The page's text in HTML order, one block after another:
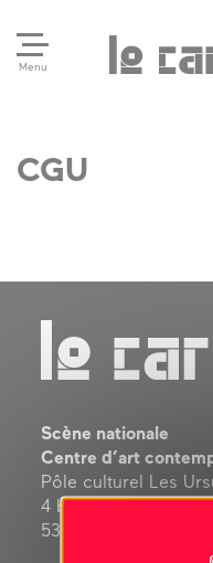
Menu
CGU
Scène nationale
Centre d’art
Pôle culturel Les
4 bis rue Horeau,
53200 Château-